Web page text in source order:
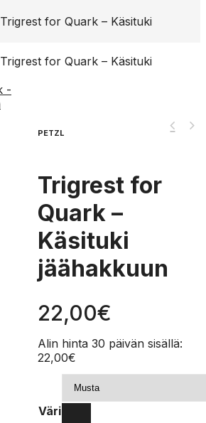
Trigrest for Quark – Käsituki
Trigrest for Quark – Käsituki
PETZL
Trigrest for
Quark –
Käsituki
jäähakkuun
22,00€
Alin hinta 30 päivän sisällä:
22,00€
Väri